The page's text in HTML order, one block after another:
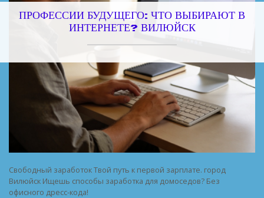
ПРОФЕССИИ БУДУЩЕГО: ЧТО ВЫБИРАЮТ В
ИНТЕРНЕТЕ? ВИЛЮЙСК
Свободный заработок Твой путь к первой зарплате. город
Вилюйск Ищешь способы заработка для домоседов? Без
офисного дресс-кода!